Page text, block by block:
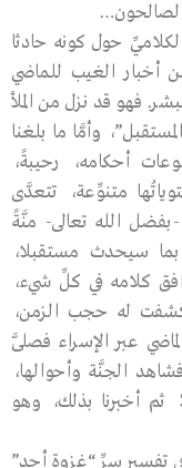
الصالحون…
حول كونه حادثا
أخبار الغيب للماضي
فهو قد نزل من الملأ
وأمَّا ما بلغنا
أحكامه، رحيبةً،
متنوِّعة، تتعدَّى
الله تعالى- منَّةً
سيحدث مستقبلا،
كلامه في كلِّ شيء،
له حجب الزمن،
عبر الإسراء فصلَّى
الجنَّة وأحوالها،
ثم أخبرنا بذلك، وهو
تفسير سرِّ “غزوة أحدٍ”